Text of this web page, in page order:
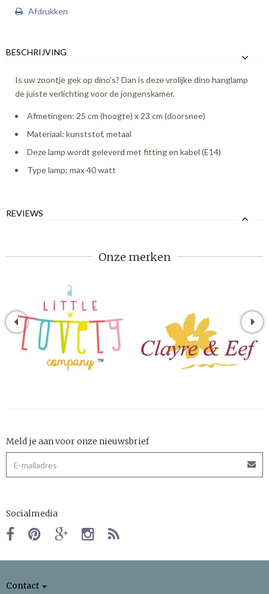
Afdrukken
BESCHRIJVING
Is uw zoontje gek op dino's? Dan is deze vrolijke dino hanglamp
de juiste verlichting voor de jongenskamer.
Afmetingen: 25 cm (hoogte) x 23 cm (doorsnee)
Materiaal: kunststof, metaal
Deze lamp wordt geleverd met fitting en kabel (E14)
Type lamp: max 40 watt
REVIEWS
Onze merken
Meld je aan voor onze nieuwsbrief
Socialmedia
Contact